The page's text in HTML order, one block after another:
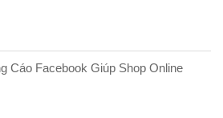
Cáo Facebook Giúp Shop Online